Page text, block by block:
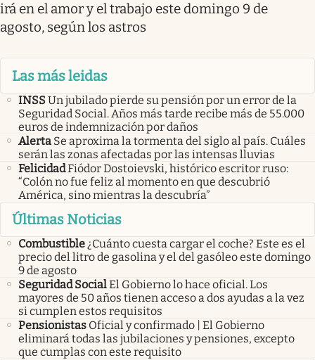
irá en el amor y el trabajo este domingo 9 de
agosto, según los astros
Las más leidas
INSSUn jubilado pierde su pensión por un error de la
Seguridad Social. Años más tarde recibe más de 55.000
euros de indemnización por daños
Alerta Se aproxima la tormenta del siglo al país. Cuáles
serán las zonas afectadas por las intensas lluvias
FelicidadFiódor Dostoievski, histórico escritor ruso:
“Colón no fue feliz al momento en que descubrió
América, sino mientras la descubría”
Últimas Noticias
Combustible¿Cuánto cuesta cargar el coche? Este es el
precio del litro de gasolina y el del gasóleo este domingo
9 de agosto
Seguridad SocialEl Gobierno lo hace oficial. Los
mayores de 50 años tienen acceso a dos ayudas a la vez
si cumplen estos requisitos
Pensionistas Oficial y confirmado | El Gobierno
eliminará todas las jubilaciones y pensiones, excepto
que cumplas con este requisito